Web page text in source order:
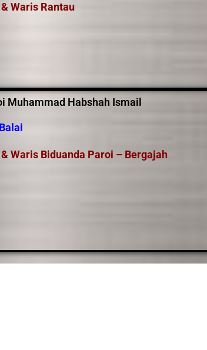
Waris Rantau
Muhammad Habshah Ismail
Waris Biduanda Paroi – Bergajah